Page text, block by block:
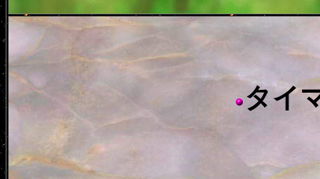
タイ